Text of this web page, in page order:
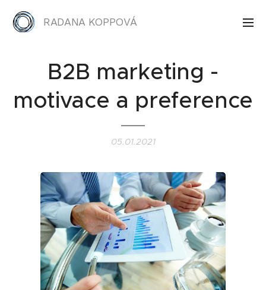
RADANA KOPPOVÁ
B2B marketing -
motivace a preference
05.01.2021